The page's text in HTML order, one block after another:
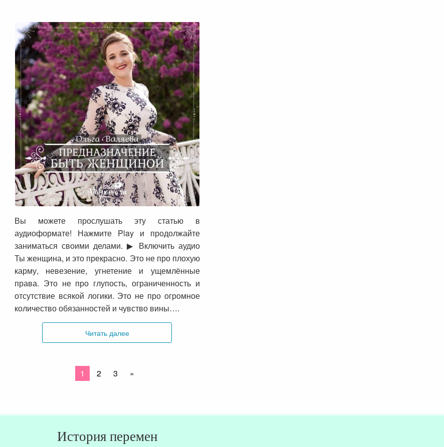
Предназначение быть женщиной
Вы можете прослушать эту статью в
аудиоформате! Нажмите Play и продолжайте
заниматься своими делами. ▶ Включить аудио
Ты женщина, и это прекрасно. Это не про плохую
карму, невезение, угнетение и ущемлённые
права. Это не про глупость, ограниченность и
отсутствие всякой логики. Это не про огромное
количество обязанностей и чувство вины….
Читать далее
1 2 3 »
История перемен